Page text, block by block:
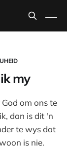
my
om ons te
dan is dit 'n
te wys dat
is nie.